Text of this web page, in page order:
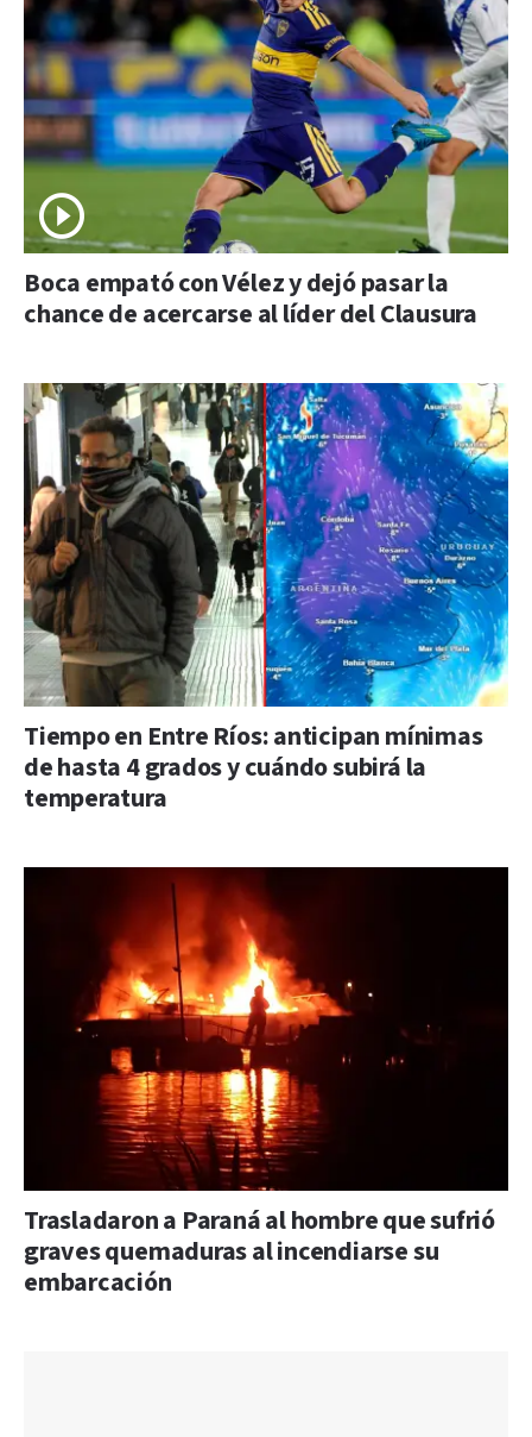
Boca empató con Vélez y dejó pasar la
chance de acercarse al líder del Clausura
Tiempo en Entre Ríos: anticipan mínimas
de hasta 4 grados y cuándo subirá la
temperatura
Trasladaron a Paraná al hombre que sufrió
graves quemaduras al incendiarse su
embarcación